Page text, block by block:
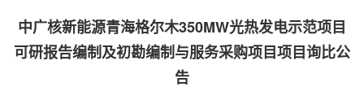
中广核新能源青海格尔木350MW光热发电示范项目
可研报告编制及初勘编制与服务采购项目项目询比公
告